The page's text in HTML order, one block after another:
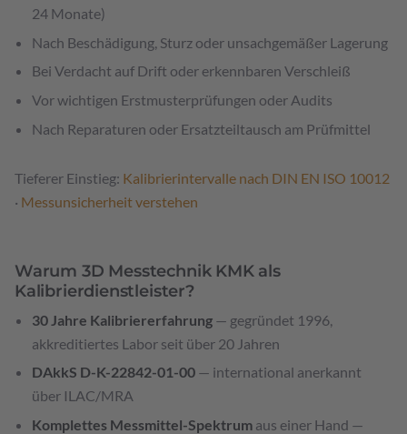
24 Monate)
Nach Beschädigung, Sturz oder unsachgemäßer Lagerung
Bei Verdacht auf Drift oder erkennbaren Verschleiß
Vor wichtigen Erstmusterprüfungen oder Audits
Nach Reparaturen oder Ersatzteiltausch am Prüfmittel
Tieferer Einstieg: Kalibrierintervalle nach DIN EN ISO 10012
· Messunsicherheit verstehen
Warum 3D Messtechnik KMK als
Kalibrierdienstleister?
30 Jahre Kalibrier­erfahrung — gegründet 1996,
akkreditiertes Labor seit über 20 Jahren
DAkkS D-K-22842-01-00 — international anerkannt
über ILAC/MRA
Komplettes Messmittel-Spektrum aus einer Hand —